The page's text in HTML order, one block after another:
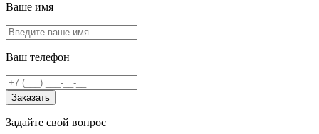
Ваше имя
Ваш телефон
Заказать
Задайте свой вопрос